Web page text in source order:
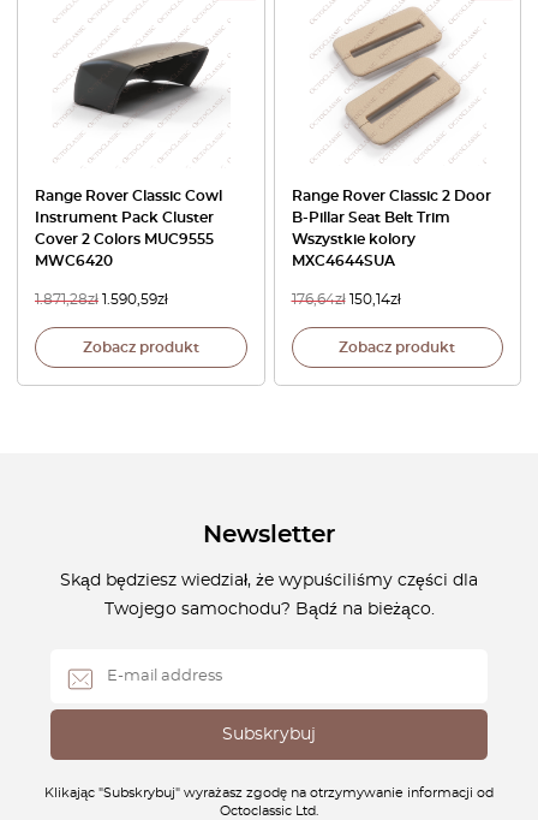
Range Rover Classic Cowl
Instrument Pack Cluster
Cover 2 Colors MUC9555
MWC6420
1.871,28zł 1.590,59zł
Zobacz produkt
Range Rover Classic 2 Door
B-Pillar Seat Belt Trim
Wszystkie kolory
MXC4644SUA
176,64zł 150,14zł
Zobacz produkt
Newsletter
Skąd będziesz wiedział, że wypuściliśmy części dla
Twojego samochodu? Bądź na bieżąco.
Klikając "Subskrybuj" wyrażasz zgodę na otrzymywanie informacji od
Octoclassic Ltd.